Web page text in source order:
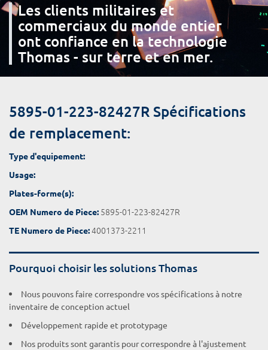
Les clients militaires et
commerciaux du monde entier
ont confiance en la technologie
Thomas - sur terre et en mer.
5895-01-223-82427R Spécifications
de remplacement:
Type d'equipement:
Usage:
Plates-forme(s):
OEM Numero de Piece: 5895-01-223-82427R
TE Numero de Piece:4001373-2211
Pourquoi choisir les solutions Thomas
Nous pouvons faire correspondre vos spécifications à notre
inventaire de conception actuel
Développement rapide et prototypage
Nos produits sont garantis pour correspondre à l'ajustement